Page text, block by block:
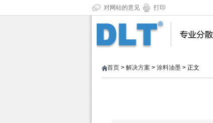
对网站的意见 打印
首页 > 解决方案 > 涂料油墨 > 正文